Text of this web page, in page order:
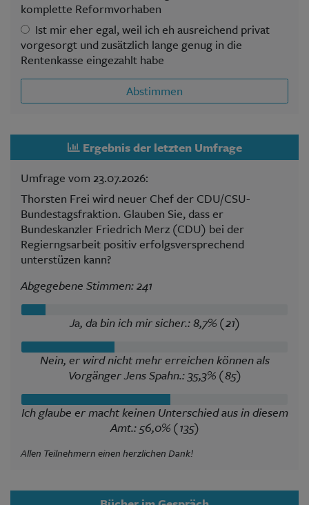
komplette Reformvorhaben
Ist mir eher egal, weil ich eh ausreichend privat
vorgesorgt und zusätzlich lange genug in die
Rentenkasse eingezahlt habe
Abstimmen
Ergebnis der letzten Umfrage
Umfrage vom 23.07.2026:
Thorsten Frei wird neuer Chef der CDU/CSU-
Bundestagsfraktion. Glauben Sie, dass er
Bundeskanzler Friedrich Merz (CDU) bei der
Regierngsarbeit positiv erfolgsversprechend
unterstüzen kann?
Abgegebene Stimmen: 241
Ja, da bin ich mir sicher.: 8,7% (21)
Nein, er wird nicht mehr erreichen können als
Vorgänger Jens Spahn.: 35,3% (85)
Ich glaube er macht keinen Unterschied aus in diesem
Amt.: 56,0% (135)
Allen Teilnehmern einen herzlichen Dank!